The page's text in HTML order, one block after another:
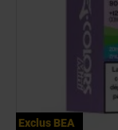
Exclus BEA